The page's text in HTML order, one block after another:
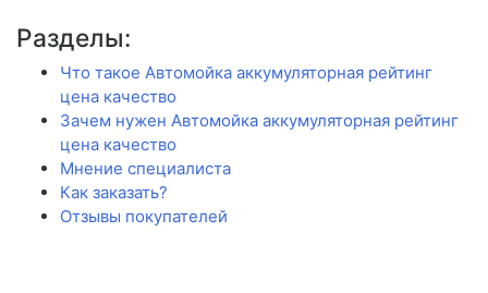
Разделы:
Что такое Автомойка аккумуляторная рейтинг
цена качество
Зачем нужен Автомойка аккумуляторная рейтинг
цена качество
Мнение специалиста
Как заказать?
Отзывы покупателей